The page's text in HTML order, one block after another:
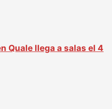
Quale llega a salas el 4